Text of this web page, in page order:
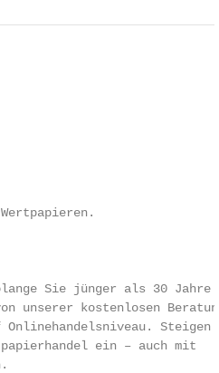
Sie jünger als 30 Jahre
kostenlosen Beratung
Steigen
ein – auch mit